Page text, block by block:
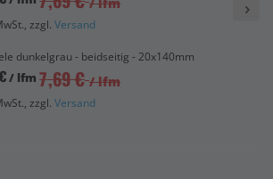
zzgl. Versand
dunkelgrau - beidseitig - 20x140mm
/ lfm 7,69 € / lfm
zzgl. Versand